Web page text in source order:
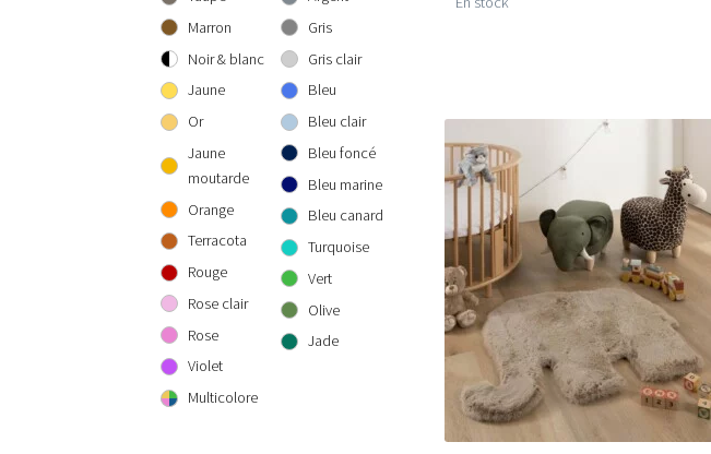
200x290 cm
240x340 cm
300x400 cm
Marron
Noir & blanc
Jaune
Or
Jaune
moutarde
Orange
Terracota
Rouge
Rose clair
Rose
Violet
Multicolore
Gris
Gris clair
Bleu
Bleu clair
Bleu foncé
Bleu marine
Bleu canard
Turquoise
Vert
Olive
Jade